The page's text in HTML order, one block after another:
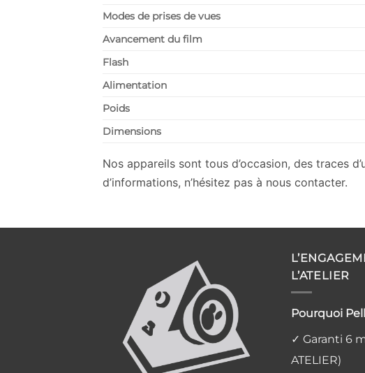
Modes de prises de vues
Avancement du film
Flash
Alimentation
Poids
Dimensions
Nos appareils sont tous d’occasion, des traces
d’informations, n’hésitez pas à nous contacter.
L’ATELIER
Pourquoi
✓ Garanti 6
ATELIER)